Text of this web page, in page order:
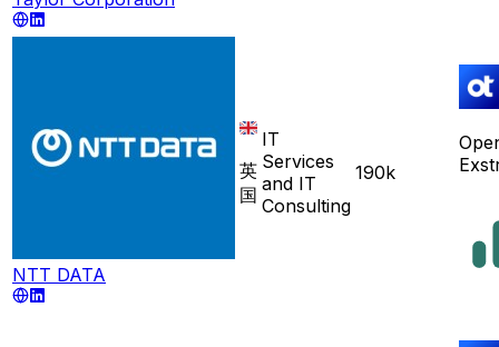
NTT DATA
英
国
IT
Services
and IT
Consulting
190k